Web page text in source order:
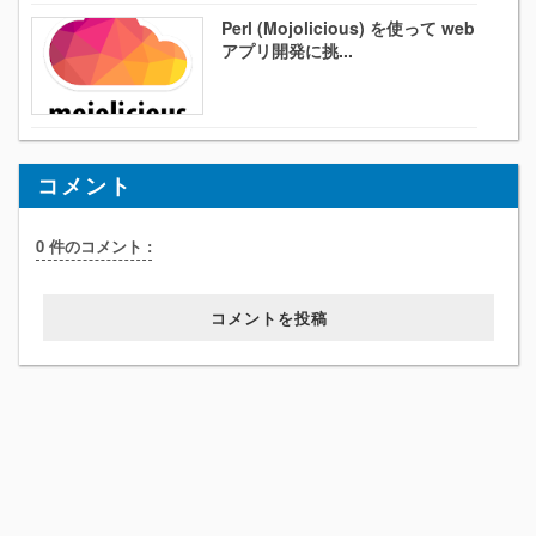
Perl (Mojolicious) を使って web
アプリ開発に挑...
コメント
0 件のコメント :
コメントを投稿